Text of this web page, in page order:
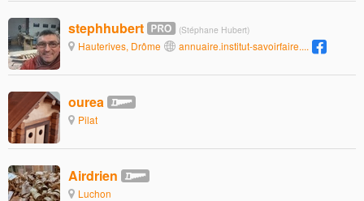
stephhubert (Stéphane Hubert)
Hauterives, Drôme annuaire.institut-savoirfaire....
ourea
Pilat
Airdrien
Luchon